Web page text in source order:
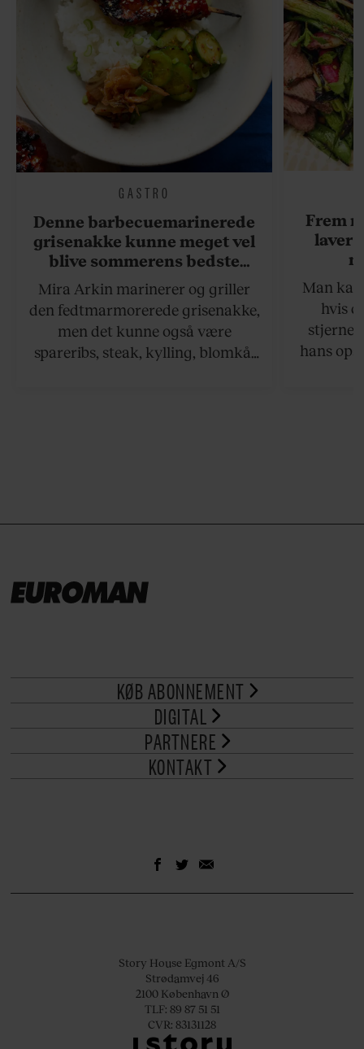
GASTRO
Denne barbecuemarinerede
grisenakke kunne meget vel
blive sommerens bedste
grillret
Mira Arkin marinerer og griller
den fedtmarmorerede grisenakke,
men det kunne også være
spareribs, steak, kylling, blomkål
Frem
laver
Man
hvis
hans
KØB ABONNEMENT
DIGITAL
PARTNERE
KONTAKT
Story House Egmont A/S
Strødamvej 46
2100 København Ø
TLF: 89 87 51 51
CVR: 83131128